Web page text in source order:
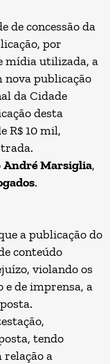
de concessão da
por
mídia utilizada, a
publicação
da Cidade
desta
R$ 10 mil,
André Marsiglia,
.
a publicação do
conteúdo
violando os
de imprensa, a
tendo
relação a